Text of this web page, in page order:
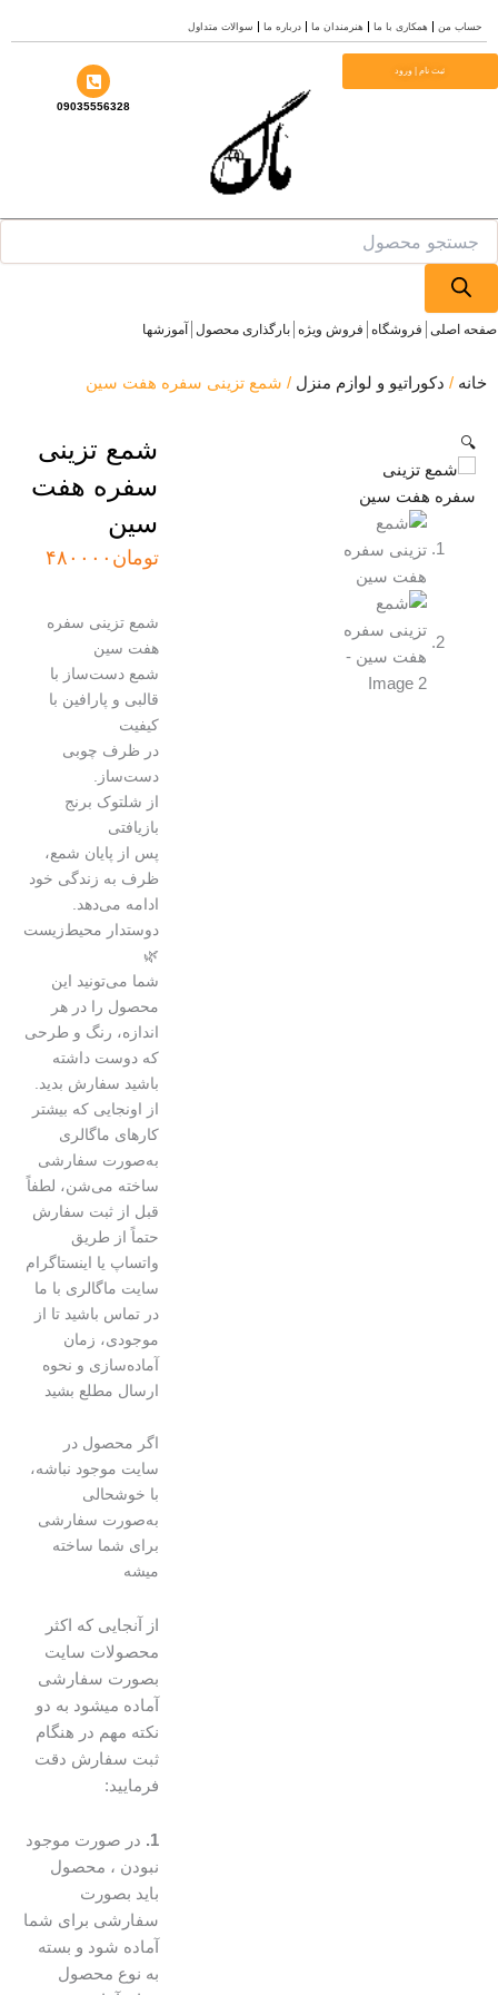
حساب من همکاری با ما هنرمندان ما درباره ما سوالات متداول
ثبت نام | ورود
09035556328
اصلی فروشگاه فروش ویژه بارگذاری محصول آموزشها
/دکوراتیو و لوازم منزل / شمع تزینی سفره هفت سین
شمع تزینی
سفره هفت
سین
تومان۴۸۰۰۰۰
شمع تزینی سفره
هفت سین
شمع دست‌ساز با
قالبی و پارافین با
کیفیت
در ظرف چوبی
دست‌ساز.
از شلتوک برنج
بازیافتی
پس از پایان شمع،
ظرف به زندگی خود
ادامه می‌دهد.
دوستدار محیط‌زیست
شما می‌تونید این
محصول را در هر
اندازه، رنگ و طرحی
که دوست داشته
باشید سفارش بدید.
از اونجایی که بیشتر
کارهای ماگالری
به‌صورت سفارشی
ساخته می‌شن، لطفاً
قبل از ثبت سفارش
حتماً از طریق
واتساپ یا اینستاگرام
سایت ماگالری با ما
در تماس باشید تا از
موجودی، زمان
آماده‌سازی و نحوه
ارسال مطلع بشید
اگر محصول در
سایت موجود نباشه،
با خوشحالی
به‌صورت سفارشی
برای شما ساخته
میشه
از آنجایی که اکثر
محصولات سایت
بصورت سفارشی
آماده میشود به دو
نکته مهم در هنگام
ثبت سفارش دقت
فرمایید:
در صورت موجود
نبودن ، محصول
باید بصورت
سفارشی برای شما
آماده شود و بسته
به نوع محصول